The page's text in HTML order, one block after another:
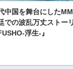
中国を舞台にした
での波乱万丈ストー
浮生-』